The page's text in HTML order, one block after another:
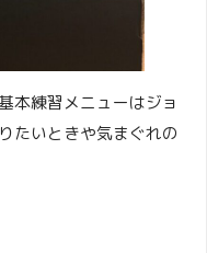
本練習メニューはジョ
たいときや気まぐれの